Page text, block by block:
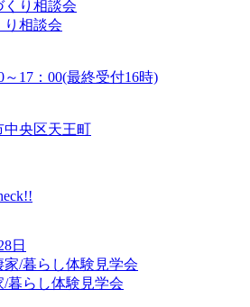
り相談会
～17：00(最終受付16時)
中央区天王町
日
暮らし体験見学会